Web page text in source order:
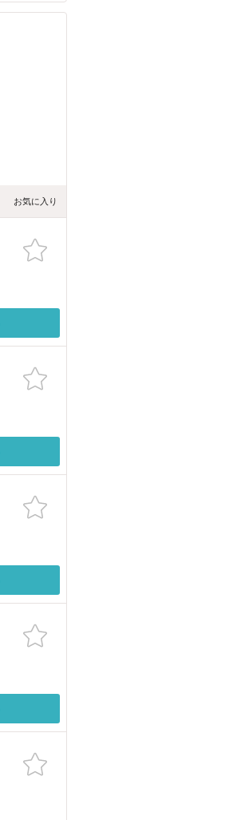
お気に入り